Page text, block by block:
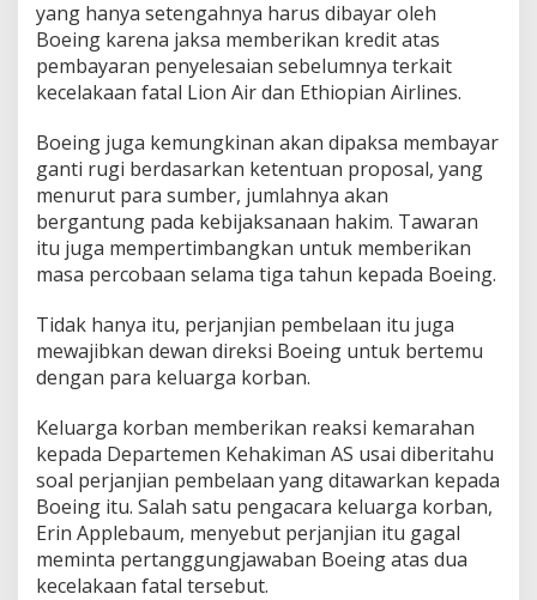
yang hanya setengahnya harus dibayar oleh
Boeing karena jaksa memberikan kredit atas
pembayaran penyelesaian sebelumnya terkait
kecelakaan fatal Lion Air dan Ethiopian Airlines.
Boeing juga kemungkinan akan dipaksa membayar
ganti rugi berdasarkan ketentuan proposal, yang
menurut para sumber, jumlahnya akan
bergantung pada kebijaksanaan hakim. Tawaran
itu juga mempertimbangkan untuk memberikan
masa percobaan selama tiga tahun kepada Boeing.
Tidak hanya itu, perjanjian pembelaan itu juga
mewajibkan dewan direksi Boeing untuk bertemu
dengan para keluarga korban.
Keluarga korban memberikan reaksi kemarahan
kepada Departemen Kehakiman AS usai diberitahu
soal perjanjian pembelaan yang ditawarkan kepada
Boeing itu. Salah satu pengacara keluarga korban,
Erin Applebaum, menyebut perjanjian itu gagal
meminta pertanggungjawaban Boeing atas dua
kecelakaan fatal tersebut.